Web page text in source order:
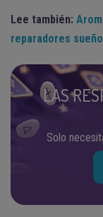
Lee también:
reparadores
LAS
Solo